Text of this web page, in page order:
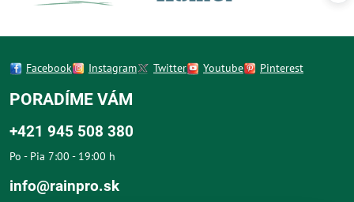
Facebook Instagram Twitter Youtube Pinterest
PORADÍME VÁM
+421 945 508 380
Po - Pia 7:00 - 19:00 h
info@rainpro.sk